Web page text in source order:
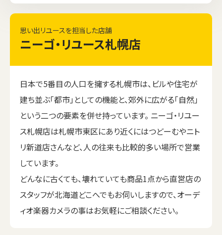
思い出リユースを担当した店舗
ニーゴ・リユース札幌店
日本で5番目の人口を擁する札幌市は、ビルや住宅が
建ち並ぶ「都市」としての機能と、郊外に広がる「自然」
という二つの要素を併せ持っています。 ニーゴ・リユー
ス札幌店は札幌市東区にあり近くにはつどーむやニト
リ新道店さんなど、人の往来も比較的多い場所で営業
しています。
どんなに古くても、壊れていても商品1点から直営店の
スタッフが北海道どこへでもお伺いしますので、オーデ
ィオ楽器カメラの事はお気軽にご相談ください。